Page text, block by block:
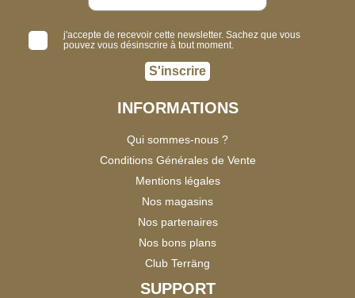
j'accepte de recevoir cette newsletter. Sachez que vous
pouvez vous désinscrire à tout moment.
S'inscrire
INFORMATIONS
Qui sommes-nous ?
Conditions Générales de Vente
Mentions légales
Nos magasins
Nos partenaires
Nos bons plans
Club Terräng
SUPPORT